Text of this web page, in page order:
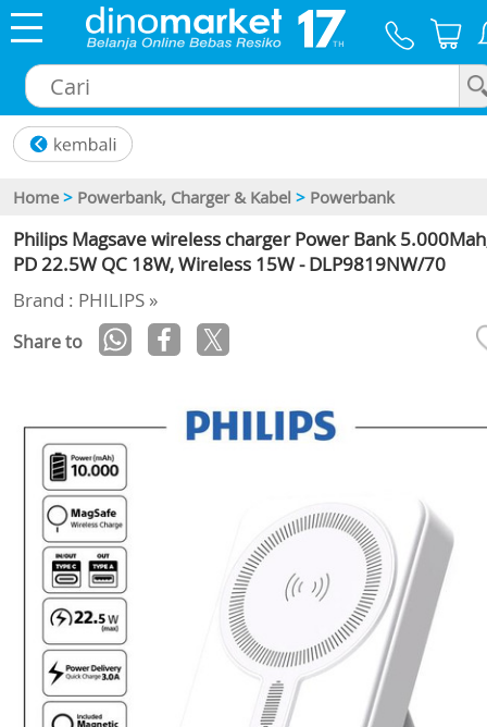
Home > Powerbank, Charger & Kabel > Powerbank
Philips Magsave wireless charger Power Bank
PD 22.5W QC 18W, Wireless 15W - DLP9819NW/70
Brand : PHILIPS »
Share to